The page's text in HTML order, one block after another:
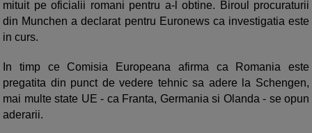
mituit pe oficialii romani pentru a-l obtine. Biroul procuraturii
din Munchen a declarat pentru Euronews ca investigatia este
in curs.
In timp ce Comisia Europeana afirma ca Romania este
pregatita din punct de vedere tehnic sa adere la Schengen,
mai multe state UE - ca Franta, Germania si Olanda - se opun
aderarii.